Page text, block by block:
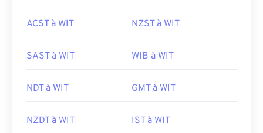
ACST à WIT NZST à WIT
SAST à WIT WIB à WIT
NDT à WIT GMT à WIT
NZDT à WIT IST à WIT